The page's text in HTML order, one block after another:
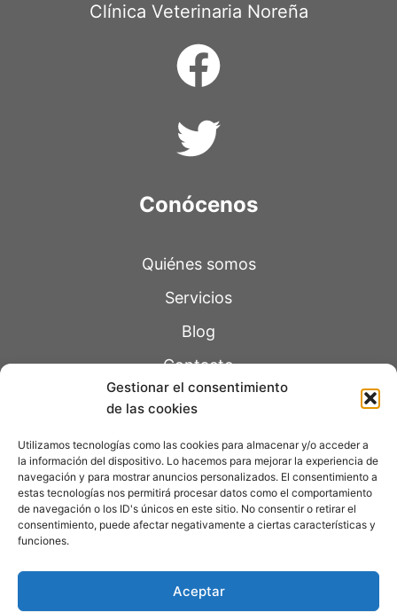
Gestionar el consentimiento
de las cookies
Utilizamos tecnologías como las cookies para almacenar y/o acceder a
la información del dispositivo. Lo hacemos para mejorar la experiencia de
navegación y para mostrar anuncios personalizados. El consentimiento a
estas tecnologías nos permitirá procesar datos como el comportamiento
de navegación o los ID's únicos en este sitio. No consentir o retirar el
consentimiento, puede afectar negativamente a ciertas características y
funciones.
Aceptar
Clínica Veterinaria Noreña
Conócenos
Quiénes somos
Servicios
Blog
Contacto
Política de Privacidad
Aviso Legal
Accesibilidad